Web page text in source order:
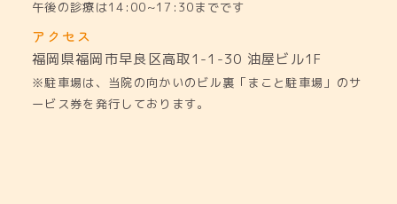
午後の診療は14:00~17:30までです
アクセス
福岡県福岡市早良区高取1-1-30 油屋ビル1F
※駐車場は、当院の向かいのビル裏「まこと駐車場」のサ
ービス券を発行しております。